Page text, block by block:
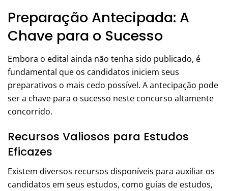
Preparação Antecipada: A
Chave para o Sucesso
Embora o edital ainda não tenha sido publicado, é
fundamental que os candidatos iniciem seus
preparativos o mais cedo possível. A antecipação pode
ser a chave para o sucesso neste concurso altamente
concorrido.
Recursos Valiosos para Estudos
Eficazes
Existem diversos recursos disponíveis para auxiliar os
candidatos em seus estudos, como guias de estudos,